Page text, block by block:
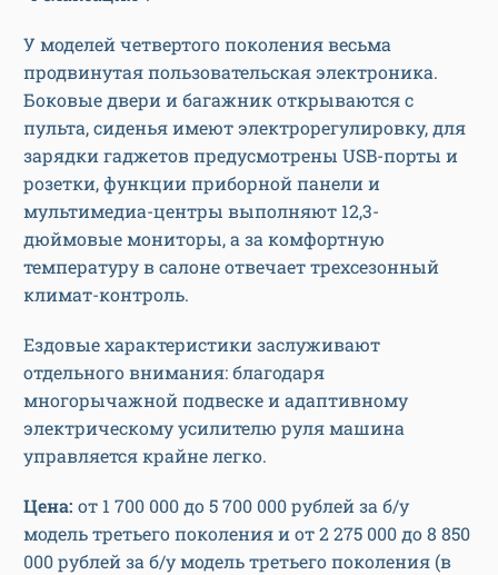
У моделей четвертого поколения весьма
продвинутая пользовательская электроника.
Боковые двери и багажник открываются с
пульта, сиденья имеют электрорегулировку, для
зарядки гаджетов предусмотрены USB-порты и
розетки, функции приборной панели и
мультимедиа-центры выполняют 12,3-
дюймовые мониторы, а за комфортную
температуру в салоне отвечает трехсезонный
климат-контроль.
Ездовые характеристики заслуживают
отдельного внимания: благодаря
многорычажной подвеске и адаптивному
электрическому усилителю руля машина
управляется крайне легко.
Цена: от 1 700 000 до 5 700 000 рублей за б/у
модель третьего поколения и от 2 275 000 до 8 850
000 рублей за б/у модель третьего поколения (в